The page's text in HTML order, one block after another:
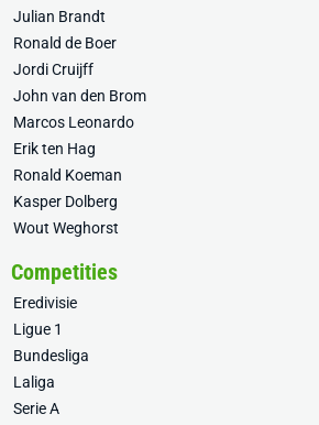
Julian Brandt
Ronald de Boer
Jordi Cruijff
John van den Brom
Marcos Leonardo
Erik ten Hag
Ronald Koeman
Kasper Dolberg
Wout Weghorst
Competities
Eredivisie
Ligue 1
Bundesliga
Laliga
Serie A